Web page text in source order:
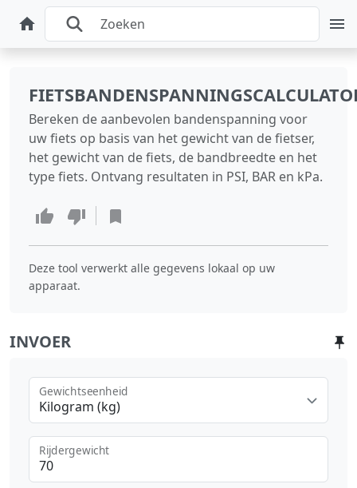
Bereken de aanbevolen bandenspanning voor
uw fiets op basis van het gewicht van de fietser,
het gewicht van de fiets, de bandbreedte en het
type fiets. Ontvang resultaten in PSI, BAR en kPa.
Deze tool verwerkt alle gegevens lokaal op uw
apparaat.
INVOER
Kilogram (kg)
Gewichtseenheid
Rijdergewicht